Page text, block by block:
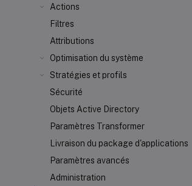
Actions
Filtres
Attributions
Optimisation du système
Stratégies et profils
Sécurité
Objets Active Directory
Paramètres Transformer
Livraison du package d'applications
Paramètres avancés
Administration